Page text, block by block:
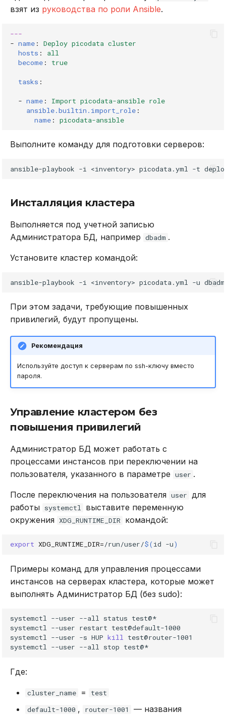
взят из руководства по роли Ansible.
---
- name :
Deploy picodata cluster
hosts :
all
become : true
tasks :
- name :
Import picodata-ansible role
ansible.builtin.import_role :
name : picodata-ansible
Выполните команду для подготовки серверов:
ansible-playbook -i <inventory> picodata.yml -t
Инсталляция кластера
Выполняется под учетной записью
Администратора БД, например dbadm .
Установите кластер командой:
ansible-playbook -i <inventory> picodata.yml -u dbadm
При этом задачи, требующие повышенных
привилегий, будут пропущены.
Рекомендация
Используйте доступ к серверам по ssh-ключу вместо
пароля.
Управление кластером без
повышения привилегий
Администратор БД может работать с
процессами инстансов при переключении на
пользователя, указанного в параметре user .
После переключения на пользователя user
для
работы systemctl
выставите переменную
окружения XDG_RUNTIME_DIR командой:
export XDG_RUNTIME_DIR=/run/user/$( id -u)
Примеры команд для управления процессами
инстансов на серверах кластера, которые может
выполнять Администратор БД (без sudo):
systemctl --user --all status test@*
systemctl --user restart test@default-1000
systemctl --user -s HUP kill test@router-1001
systemctl --user --all stop
Где:
cluster_name =
test
default-1000 , router-1001
— названия